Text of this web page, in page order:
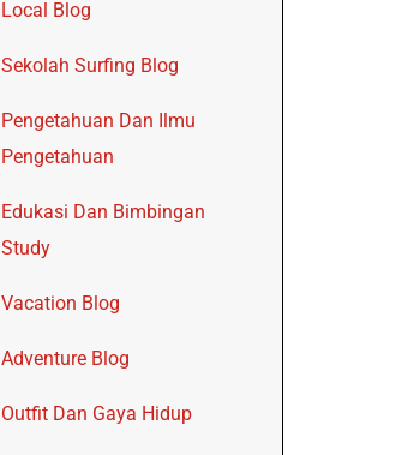
Local Blog
Sekolah Surfing Blog
Pengetahuan Dan Ilmu
Pengetahuan
Edukasi Dan Bimbingan
Study
Vacation Blog
Adventure Blog
Outfit Dan Gaya Hidup